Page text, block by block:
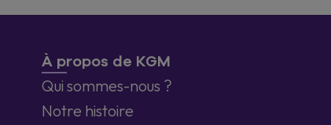
À propos de KGM
Qui sommes-nous ?
Notre histoire